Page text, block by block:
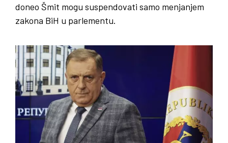
doneo Šmit mogu suspendovati samo menjanjem
zakona BiH u parlementu.